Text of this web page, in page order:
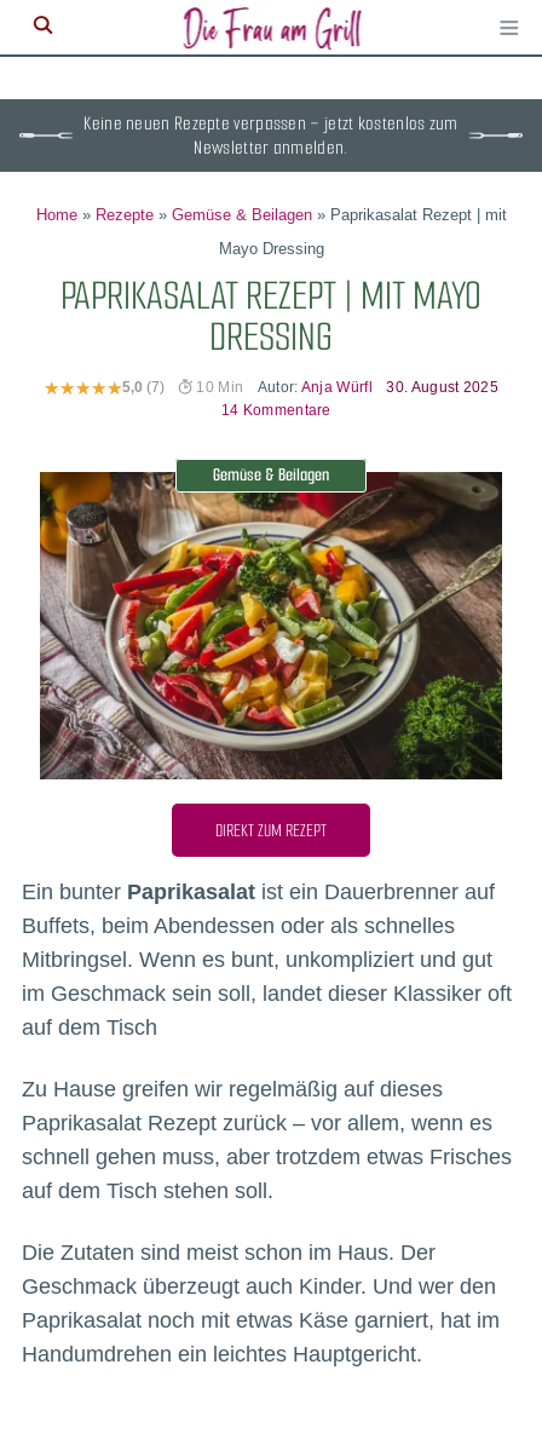
≡
Keine neuen Rezepte verpassen – jetzt kostenlos zum
Newsletter anmelden.
Home» Rezepte» Gemüse & Beilagen» Paprikasalat Rezept | mit
Mayo Dressing
PAPRIKASALAT REZEPT | MIT MAYO
DRESSING
5,0(7) 10 Min Autor: Anja Würfl
30. August 2025
14 Kommentare
Gemüse & Beilagen
DIREKT ZUM REZEPT
Ein bunter Paprikasalatist ein Dauerbrenner auf
Buffets, beim Abendessen oder als schnelles
Mitbringsel. Wenn es bunt, unkompliziert und gut
im Geschmack sein soll, landet dieser Klassiker oft
auf dem Tisch
Zu Hause greifen wir regelmäßig auf dieses
Paprikasalat Rezept zurück – vor allem, wenn es
schnell gehen muss, aber trotzdem etwas Frisches
auf dem Tisch stehen soll.
Die Zutaten sind meist schon im Haus. Der
Geschmack überzeugt auch Kinder. Und wer den
Paprikasalat noch mit etwas Käse garniert, hat im
Handumdrehen ein leichtes Hauptgericht.